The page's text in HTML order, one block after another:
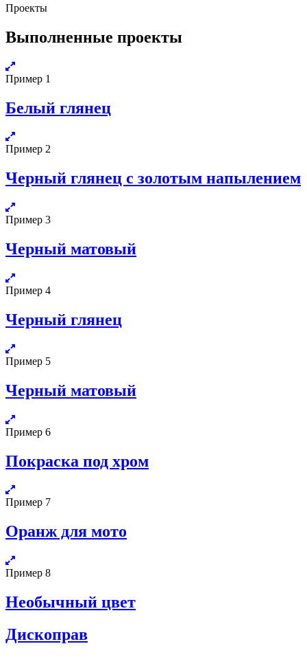
Проекты
Выполненные проекты
Пример 1
Белый глянец
Пример 2
Черный глянец с золотым напылением
Пример 3
Черный матовый
Пример 4
Черный глянец
Пример 5
Черный матовый
Пример 6
Покраска под хром
Пример 7
Оранж для мото
Пример 8
Необычный цвет
Дископрав